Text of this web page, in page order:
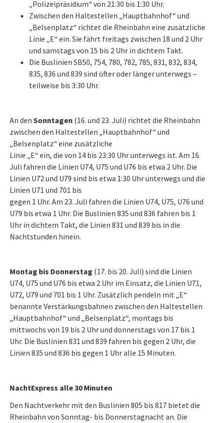
„Polizeipräsidium“ von 21:30 bis 1:30 Uhr.
Zwischen den Haltestellen „Hauptbahnhof“ und
„Belsenplatz“ richtet die Rheinbahn eine zusätzliche
Linie „E“ ein. Sie fährt freitags zwischen 18 und 2 Uhr
und samstags von 15 bis 2 Uhr in dichtem Takt.
Die Buslinien SB50, 754, 780, 782, 785, 831, 832, 834,
835, 836 und 839 sind öfter oder länger unterwegs –
teilweise bis 3:30 Uhr.
An den Sonntagen (16. und 23. Juli) richtet die Rheinbahn
zwischen den Haltestellen „Hauptbahnhof“ und
„Belsenplatz“ eine zusätzliche
Linie „E“ ein, die von 14 bis 23:30 Uhr unterwegs ist. Am 16.
Juli fahren die Linien U74, U75 und U76 bis etwa 2 Uhr. Die
Linien U72 und U79 sind bis etwa 1:30 Uhr unterwegs und die
Linien U71 und 701 bis
gegen 1 Uhr. Am 23. Juli fahren die Linien U74, U75, U76 und
U79 bis etwa 1 Uhr. Die Buslinien 835 und 836 fahren bis 1
Uhr in dichtem Takt, die Linien 831 und 839 bis in die
Nachtstunden hinein.
Montag bis Donnerstag (17. bis 20. Juli) sind die Linien
U74, U75 und U76 bis etwa 2 Uhr im Einsatz, die Linien U71,
U72, U79 und 701 bis 1 Uhr. Zusätzlich pendeln mit „E“
benannte Verstärkungsbahnen zwischen den Haltestellen
„Hauptbahnhof“ und „Belsenplatz“, montags bis
mittwochs von 19 bis 2 Uhr und donnerstags von 17 bis 1
Uhr. Die Buslinien 831 und 839 fahren bis gegen 2 Uhr, die
Linien 835 und 836 bis gegen 1 Uhr alle 15 Minuten.
NachtExpress alle 30 Minuten
Den Nachtverkehr mit den Buslinien 805 bis 817 bietet die
Rheinbahn von Sonntag- bis Donnerstagnacht an. Die